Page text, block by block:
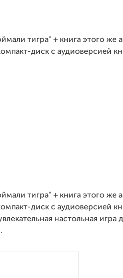
тигра" + книга этого же
диск с аудиоверсией
тигра" + книга этого же
диск с аудиоверсией
настольная игра